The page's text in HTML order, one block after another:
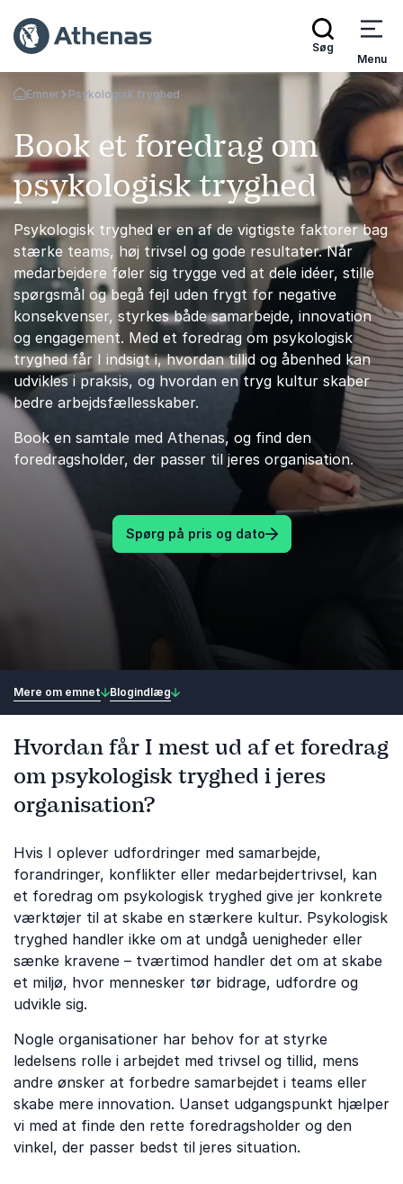
Søg
Menu
Tilbage til forsiden
Emner Psykologisk tryghed
Book et foredrag om
psykologisk tryghed
Psykologisk tryghed er en af de vigtigste faktorer bag
stærke teams, høj trivsel og gode resultater. Når
medarbejdere føler sig trygge ved at dele idéer, stille
spørgsmål og begå fejl uden frygt for negative
konsekvenser, styrkes både samarbejde, innovation
og engagement. Med et foredrag om psykologisk
tryghed får I indsigt i, hvordan tillid og åbenhed kan
udvikles i praksis, og hvordan en tryg kultur skaber
bedre arbejdsfællesskaber.
Book en samtale med Athenas, og find den
foredragsholder, der passer til jeres organisation.
Spørg på pris og dato
Mere om emnet Blogindlæg
Hvordan får I mest ud af et foredrag
om psykologisk tryghed i jeres
organisation?
Hvis I oplever udfordringer med samarbejde,
forandringer, konflikter eller medarbejdertrivsel, kan
et foredrag om psykologisk tryghed give jer konkrete
værktøjer til at skabe en stærkere kultur. Psykologisk
tryghed handler ikke om at undgå uenigheder eller
sænke kravene – tværtimod handler det om at skabe
et miljø, hvor mennesker tør bidrage, udfordre og
udvikle sig.
Nogle organisationer har behov for at styrke
ledelsens rolle i arbejdet med trivsel og tillid, mens
andre ønsker at forbedre samarbejdet i teams eller
skabe mere innovation. Uanset udgangspunkt hjælper
vi med at finde den rette foredragsholder og den
vinkel, der passer bedst til jeres situation.